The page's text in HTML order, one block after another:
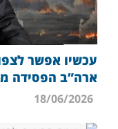
עכשיו אפשר
ארה”ב הפסידה